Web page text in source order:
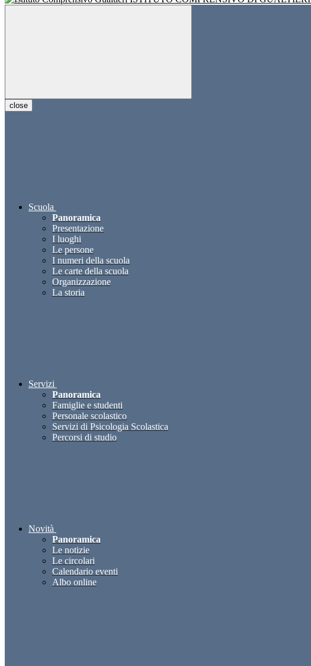
close
Scuola
Panoramica
Presentazione
I luoghi
Le persone
I numeri della scuola
Le carte della scuola
Organizzazione
La storia
Servizi
Panoramica
Famiglie e studenti
Personale scolastico
Servizi di Psicologia Scolastica
Percorsi di studio
Novità
Panoramica
Le notizie
Le circolari
Calendario eventi
Albo online